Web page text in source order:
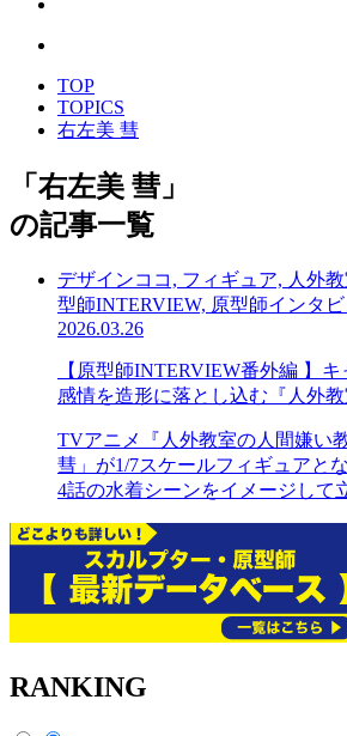
TOP
TOPICS
右左美 彗
「 右左美 彗 」
の記事一覧
デザインココ, フィギュア, 人外
型師INTERVIEW, 原型師インタ
2026.03.26
【原型師INTERVIEW番外編 】
感情を造形に落とし込む『人外
TVアニメ『人外教室の人間嫌い
彗」が1/7スケールフィギュアと
4話の水着シーンをイメージして
RANKING